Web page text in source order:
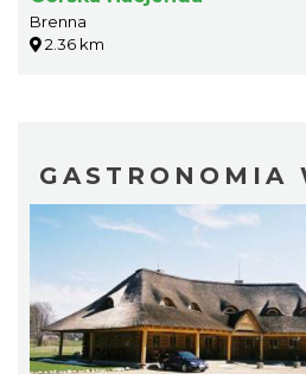
Brenna
2.36 km
GASTRONOMIA